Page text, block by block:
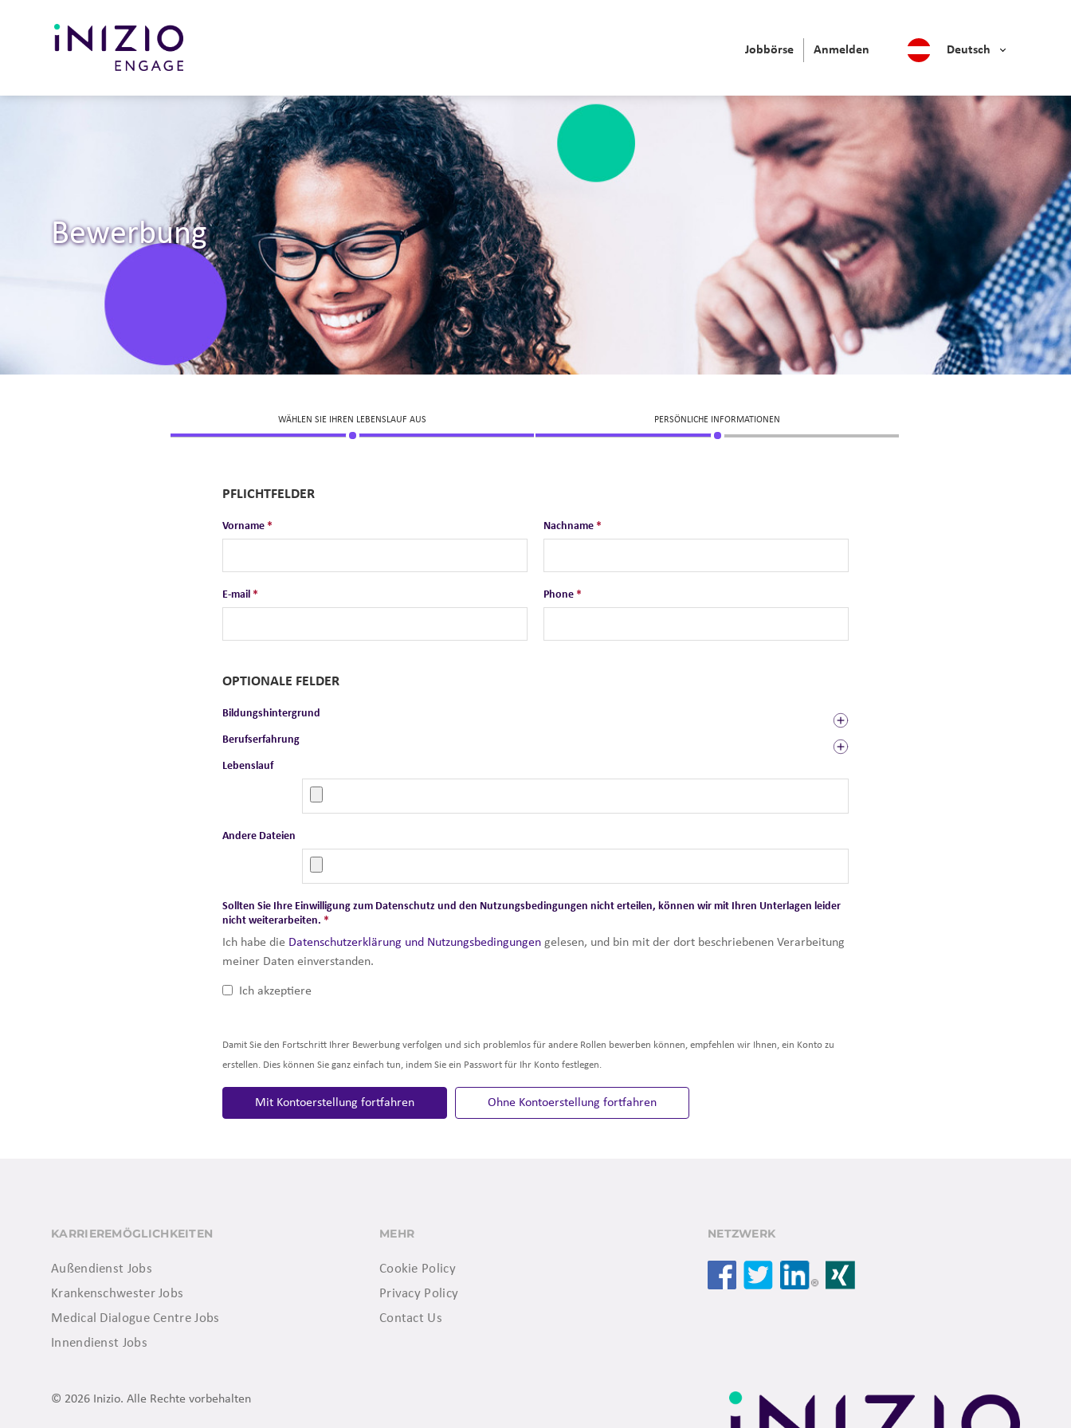
Jobbörse Anmelden Deutsch
Bewerbung
WÄHLEN SIE IHREN LEBENSLAUF AUS PERSÖNLICHE INFORMATIONEN
PFLICHTFELDER
Vorname * Nachname *
E-mail * Phone *
OPTIONALE FELDER
Bildungshintergrund
Berufserfahrung
Lebenslauf
Andere Dateien
Sollten Sie Ihre Einwilligung zum Datenschutz und den Nutzungsbedingungen nicht erteilen, können wir mit Ihren Unterlagen leider
nicht weiterarbeiten. *
Ich habe die Datenschutzerklärung und Nutzungsbedingungen gelesen, und bin mit der dort beschriebenen Verarbeitung
meiner Daten einverstanden.
Ich akzeptiere
Damit Sie den Fortschritt Ihrer Bewerbung verfolgen und sich problemlos für andere Rollen bewerben können, empfehlen wir Ihnen, ein Konto zu
erstellen. Dies können Sie ganz einfach tun, indem Sie ein Passwort für Ihr Konto festlegen.
Mit Kontoerstellung fortfahren Ohne Kontoerstellung fortfahren
KARRIEREMÖGLICHKEITEN
Außendienst Jobs
Krankenschwester Jobs
Medical Dialogue Centre Jobs
Innendienst Jobs
MEHR
Cookie Policy
Privacy Policy
Contact Us
NETZWERK
FacebookTwitter LinkedIn
© 2026 Inizio. Alle Rechte vorbehalten